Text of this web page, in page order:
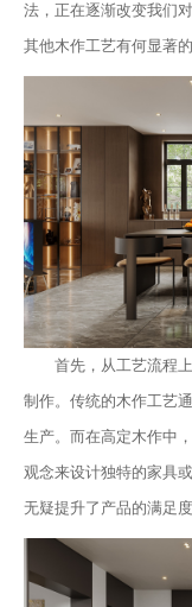
法，正在逐渐改变我们
其他木作工艺有何显著
首先，从工艺流程
制作。传统的木作工艺
生产。而在高定木作中
观念来设计独特的家具
无疑提升了产品的满足